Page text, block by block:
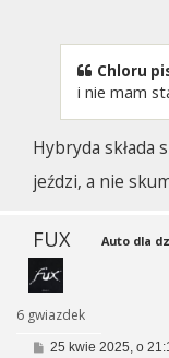
Chloru
i nie mam
Hybryda składa
jeździ, a nie
FUX
6 gwiazdek
Auto dla
P25 kwie 2025, o